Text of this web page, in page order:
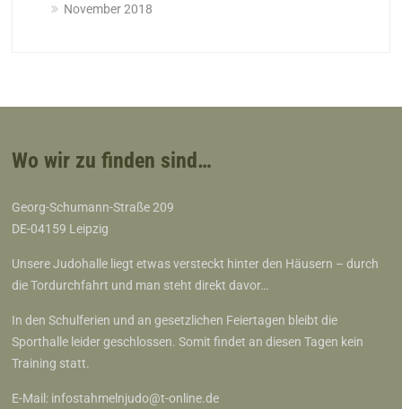
November 2018
Wo wir zu finden sind…
Georg-Schumann-Straße 209
DE-04159 Leipzig
Unsere Judohalle liegt etwas versteckt hinter den Häusern – durch
die Tordurchfahrt und man steht direkt davor…
In den Schulferien und an gesetzlichen Feiertagen bleibt die
Sporthalle leider geschlossen. Somit findet an diesen Tagen kein
Training statt.
E-Mail: infostahmelnjudo@t-online.de